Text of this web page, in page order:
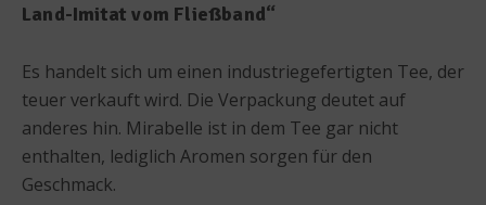
Land-Imitat vom Fließband“
Es handelt sich um einen industriegefertigten Tee, der
teuer verkauft wird. Die Verpackung deutet auf
anderes hin. Mirabelle ist in dem Tee gar nicht
enthalten, lediglich Aromen sorgen für den
Geschmack.